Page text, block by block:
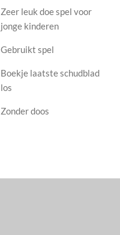
Zeer leuk doe spel voor
jonge kinderen
Gebruikt spel
Boekje laatste schudblad
los
Zonder doos